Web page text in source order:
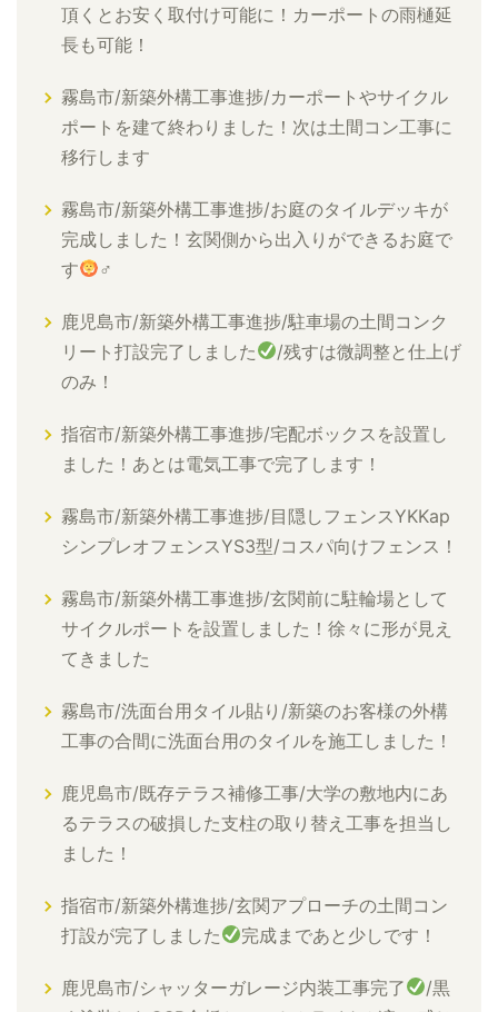
頂くとお安く取付け可能に！カーポートの雨樋延
長も可能！
霧島市/新築外構工事進捗/カーポートやサイクル
ポートを建て終わりました！次は土間コン工事に
移行します
霧島市/新築外構工事進捗/お庭のタイルデッキが
完成しました！玄関側から出入りができるお庭で
す
‍♂
鹿児島市/新築外構工事進捗/駐車場の土間コンク
リート打設完了しました
/残すは微調整と仕上げ
のみ！
指宿市/新築外構工事進捗/宅配ボックスを設置し
ました！あとは電気工事で完了します！
霧島市/新築外構工事進捗/目隠しフェンスYKKap
シンプレオフェンスYS3型/コスパ向けフェンス！
霧島市/新築外構工事進捗/玄関前に駐輪場として
サイクルポートを設置しました！徐々に形が見え
てきました
霧島市/洗面台用タイル貼り/新築のお客様の外構
工事の合間に洗面台用のタイルを施工しました！
鹿児島市/既存テラス補修工事/大学の敷地内にあ
るテラスの破損した支柱の取り替え工事を担当し
ました！
指宿市/新築外構進捗/玄関アプローチの土間コン
打設が完了しました
完成まであと少しです！
鹿児島市/シャッターガレージ内装工事完了
/黒